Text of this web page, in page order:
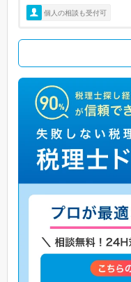
個人の相談も受付可